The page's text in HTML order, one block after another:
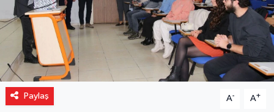
Paylaş A- A+
Spor
Turizm